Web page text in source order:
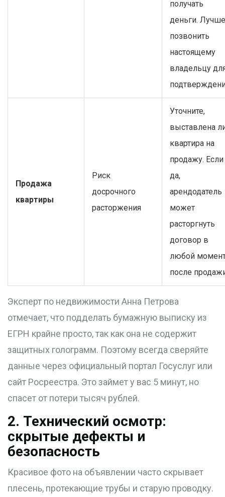
получать
деньги. Лучше
позвонить
настоящему
владельцу
Продажа
квартиры
Риск
досрочного
расторжения
Уточните,
выставлена
квартира на
продажу. Если
да,
арендодатель
может
расторгнуть
договор в
любой
после
Эксперт по недвижимости Анна Петрова
отмечает, что подделать бумажную выписку из
ЕГРН крайне просто, так как она не содержит
защитных голограмм. Поэтому всегда сверяйте
данные через официальный портал Госуслуг или
сайт Росреестра. Это займет у вас 5 минут, но
спасет от потери тысяч рублей.
2. Технический осмотр:
скрытые дефекты и
безопасность
Красивое фото на объявлении часто скрывает
плесень, протекающие трубы и старую проводку.